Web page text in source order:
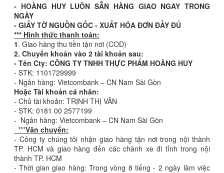
- HOÀNG HUY LUÔN SẴN HÀNG GIAO NGAY TRONG
NGÀY
- GIẤY TỜ NGUỒN GỐC - XUẤT HÓA ĐƠN ĐẦY ĐỦ
*** Hình thức thanh toán:
1. Giao hàng thu tiền tận nơi (COD)
2. Chuyển khoản vào 2 tài khoản sau:
- Tên Cty: CÔNG TY TNHH THỰC PHẨM HOÀNG HUY
- STK: 1101729999
- Ngân hàng: Vietcombank – CN Nam Sài Gòn
Hoặc Tài khoản cá nhân:
- Chủ tài khoản: TRỊNH THỊ VÂN
- STK: 0181 00 2577199
- Ngân hàng: Vietcombank – CN Nam Sài Gòn
***Vận chuyển:
- Công ty chúng tôi nhận giao hàng tận nơi trong nội thành
TP. HCM và giao hàng đến các chành xe đi tỉnh trong nội
thành TP. HCM
- Thời gian giao hàng: Trong vòng 8 tiếng - 2 ngày làm việc